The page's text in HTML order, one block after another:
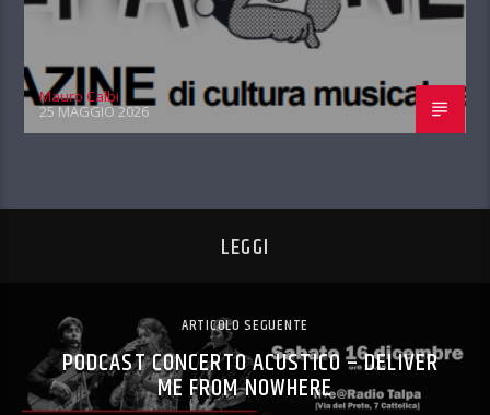
Mauro Calbi
25 MAGGIO 2026
LEGGI
ARTICOLO SEGUENTE
PODCAST CONCERTO ACUSTICO – DELIVER
ME FROM NOWHERE